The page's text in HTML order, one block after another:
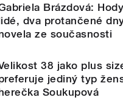
Brázdová:
dva protančené
ze současnosti
38 jako plus
jediný typ
Soukupová